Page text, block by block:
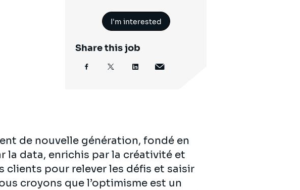
I'm interested
Share this job
de nouvelle génération, fondé en
la data, enrichis par la créativité et
pour relever les défis et saisir
croyons que l’optimisme est un